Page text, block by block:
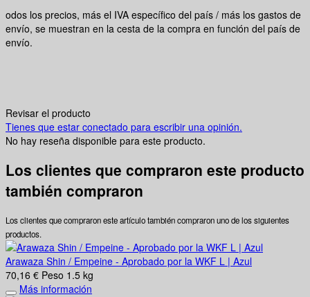
odos los precios, más el IVA específico del país / más los gastos de
envío, se muestran en la cesta de la compra en función del país de
envío.
Revisar el producto
Tienes que estar conectado para escribir una opinión.
No hay reseña disponible para este producto.
Los clientes que compraron este producto
también compraron
Los clientes que compraron este artículo también compraron uno de los siguientes
productos.
Arawaza Shin / Empeine - Aprobado por la WKF L | Azul
70,16 € Peso 1.5 kg
Más información